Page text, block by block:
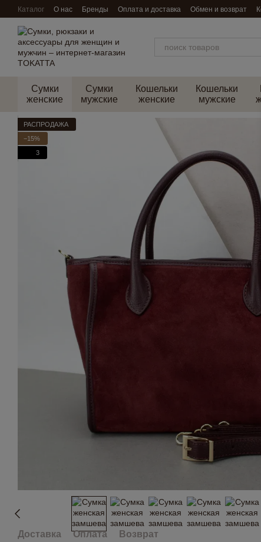
Перейти к основному контенту
Каталог О нас Бренды Оплата и доставка Обмен и возврат
Сумки
женские
Сумки
мужские
Кошельки
женские
Кошельки
мужские
РАСПРОДАЖА
−15%
3
Доставка Оплата Возврат